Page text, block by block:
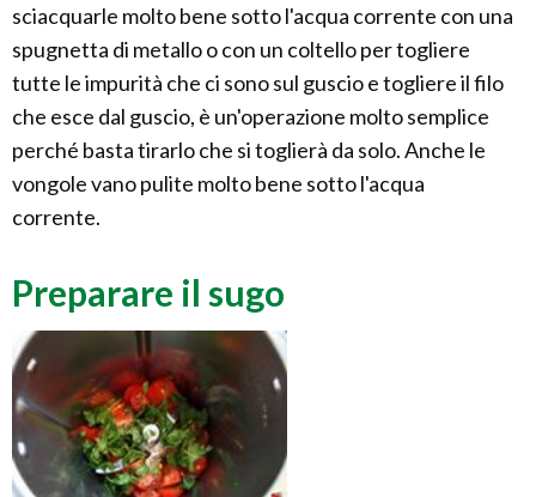
sciacquarle molto bene sotto l'acqua corrente con una
spugnetta di metallo o con un coltello per togliere
tutte le impurità che ci sono sul guscio e togliere il filo
che esce dal guscio, è un'operazione molto semplice
perché basta tirarlo che si toglierà da solo. Anche le
vongole vano pulite molto bene sotto l'acqua
corrente.
Preparare il sugo